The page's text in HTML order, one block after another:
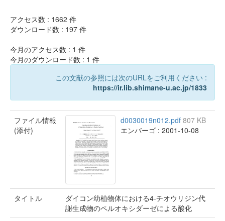
アクセス数 : 1662 件
ダウンロード数 : 197 件
今月のアクセス数 : 1 件
今月のダウンロード数 : 1 件
この文献の参照には次のURLをご利用ください :
https://ir.lib.shimane-u.ac.jp/1833
ファイル情報
(添付)
d0030019n012.pdf 807 KB
エンバーゴ : 2001-10-08
タイトル
ダイコン幼植物体における4-チオウリジン代
謝生成物のペルオキシダーゼによる酸化